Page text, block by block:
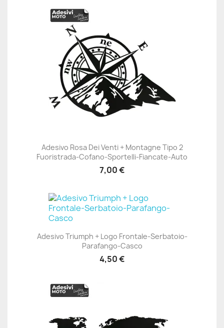
Adesivo Rosa Dei Venti + Montagne Tipo 2
Fuoristrada-Cofano-Sportelli-Fiancate-Auto
7,00 €
Adesivo Triumph + Logo Frontale-Serbatoio-
Parafango-Casco
4,50 €